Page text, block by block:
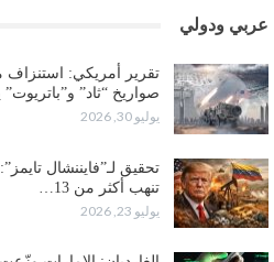
شحنة…
يواجه اتهامات بصفقة نفط سرية مع
برميل يشعل غضب حضرموت..!
مكتب العليمي يقدم استقالته..
وصراع محتدم على خليفته..!
4, 2026
عربي ودولي
تقرير أمريكي:
صواريخ “ثاد”
يوليو 30, 2026
تحقيق لـ”فايننشال
تنهب أكثر من 13…
يوليو 23, 2026